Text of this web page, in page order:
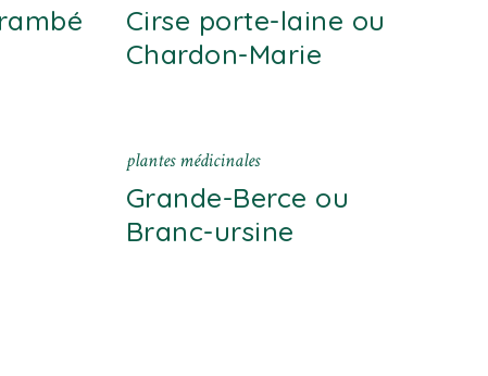
Cirse porte-laine ou
Chardon-Marie
plantes médicinales
Grande-Berce ou
Branc-ursine